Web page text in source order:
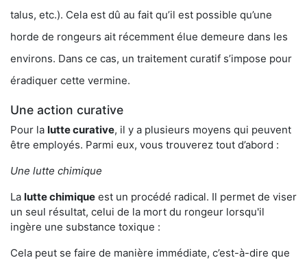
talus, etc.). Cela est dû au fait qu’il est possible qu’une
horde de rongeurs ait récemment élue demeure dans les
environs. Dans ce cas, un traitement curatif s’impose pour
éradiquer cette vermine.
Une action curative
Pour la lutte curative, il y a plusieurs moyens qui peuvent
être employés. Parmi eux, vous trouverez tout d’abord :
Une lutte chimique
La lutte chimique est un procédé radical. Il permet de viser
un seul résultat, celui de la mort du rongeur lorsqu'il
ingère une substance toxique :
Cela peut se faire de manière immédiate, c’est-à-dire que